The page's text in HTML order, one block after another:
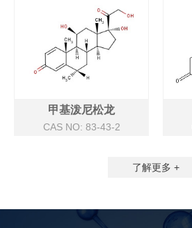
甲基泼尼松龙
CAS NO: 83-43-2
了解更多 +